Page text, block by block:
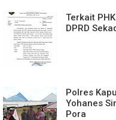
Terkait
DPRD
Polres
Yohanes
Pora